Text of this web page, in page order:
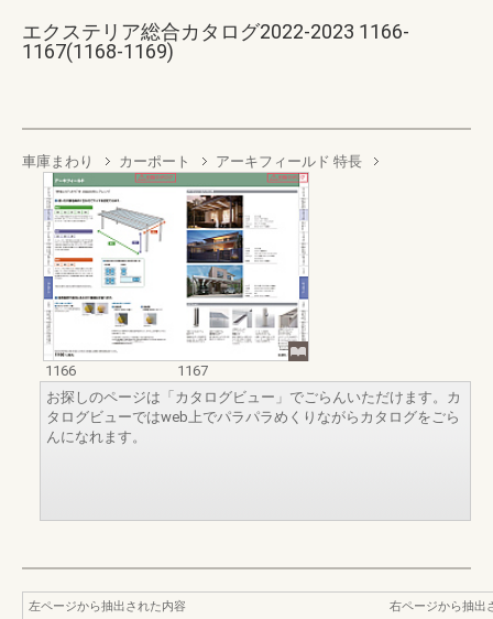
エクステリア総合カタログ2022-2023 1166-
1167(1168-1169)
車庫まわり カーポート アーキフィールド 特長
1166
1167
お探しのページは「カタログビュー」でごらんいただけます。カ
タログビューではweb上でパラパラめくりながらカタログをごら
んになれます。
左ページから抽出された内容
右ページから抽出